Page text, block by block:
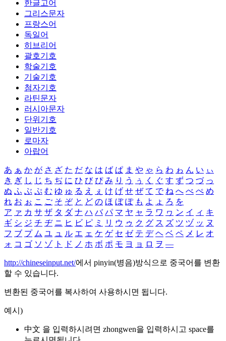
한글고어
그리스문자
프랑스어
독일어
히브리어
괄호기호
학술기호
기술기호
첨자기호
라틴문자
러시아문자
단위기호
일반기호
로마자
아랍어
あ ぁ か が さ ざ た だ な は ば ぱ ま や ゃ ら わ ゎ ん い ぃ
き ぎ し じ ち ぢ に ひ び ぴ み り う ぅ く ぐ す ず つ づ っ
ぬ ふ ぶ ぷ む ゆ ゅ る え ぇ け げ せ ぜ て で ね へ べ ぺ め
れ お ぉ こ ご そ ぞ と ど の ほ ぼ ぽ も よ ょ ろ を
ア ァ カ サ ザ タ ダ ナ ハ バ パ マ ヤ ャ ラ ワ ヮ ン イ ィ キ
ギ シ ジ チ ヂ ニ ヒ ビ ピ ミ リ ウ ゥ ク グ ス ズ ツ ヅ ッ ヌ
フ ブ プ ム ユ ュ ル エ ェ ケ ゲ セ ゼ テ デ ヘ ベ ペ メ レ オ
ォ コ ゴ ソ ゾ ト ド ノ ホ ボ ポ モ ヨ ョ ロ ヲ ―
http://chineseinput.net/에서 pinyin(병음)방식으로 중국어를 변환
할 수 있습니다.
변환된 중국어를 복사하여 사용하시면 됩니다.
예시)
中文 을 입력하시려면 zhongwen을 입력하시고 space를